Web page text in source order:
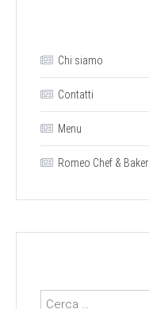
Chi siamo
Contatti
Menu
Romeo Chef & Baker